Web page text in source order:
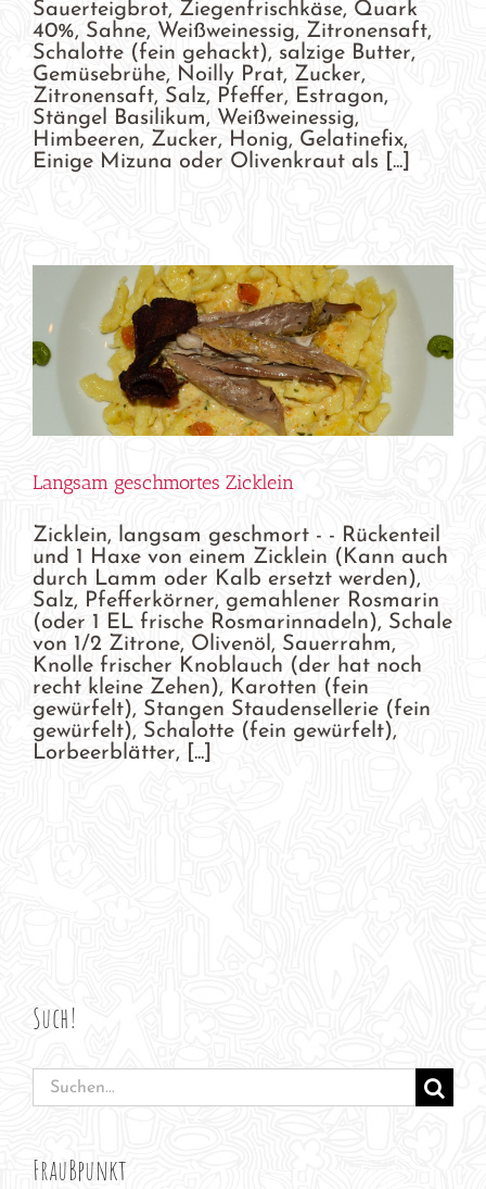
Sauerteigbrot, Ziegenfrischkäse, Quark
40%, Sahne, Weißweinessig, Zitronensaft,
Schalotte (fein gehackt), salzige Butter,
Gemüsebrühe, Noilly Prat, Zucker,
Zitronensaft, Salz, Pfeffer, Estragon,
Stängel Basilikum, Weißweinessig,
Himbeeren, Zucker, Honig, Gelatinefix,
Einige Mizuna oder Olivenkraut als [...]
Langsam geschmortes Zicklein
Zicklein, langsam geschmort - - Rückenteil
und 1 Haxe von einem Zicklein (Kann auch
durch Lamm oder Kalb ersetzt werden),
Salz, Pfefferkörner, gemahlener Rosmarin
(oder 1 EL frische Rosmarinnadeln), Schale
von 1/2 Zitrone, Olivenöl, Sauerrahm,
Knolle frischer Knoblauch (der hat noch
recht kleine Zehen), Karotten (fein
gewürfelt), Stangen Staudensellerie (fein
gewürfelt), Schalotte (fein gewürfelt),
Lorbeerblätter, [...]
Such!
Suche
nach:
FrauBpunkt